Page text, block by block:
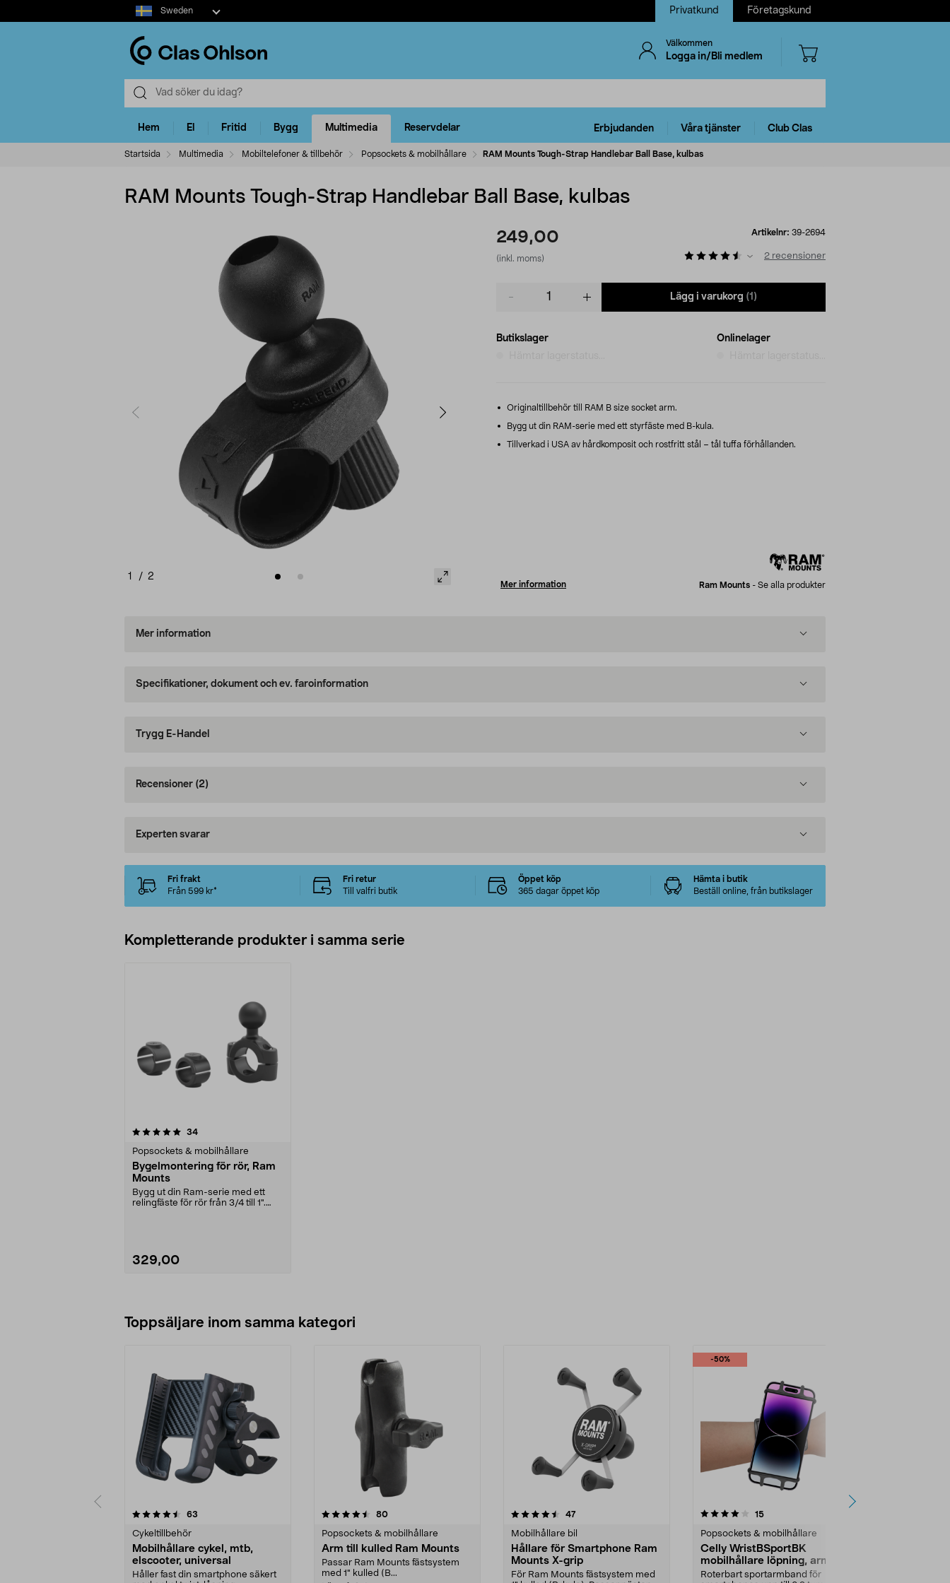
Select
market
Sweden Privatkund Företagskund
Välkommen
Logga in/Bli medlem
Hem El Fritid Bygg Multimedia Reservdelar Erbjudanden Våra tjänster Club Clas
Startsida Multimedia Mobiltelefoner & tillbehör Popsockets & mobilhållare RAM Mounts Tough-Strap Handlebar Ball Base, kulbas
RAM Mounts Tough-Strap Handlebar Ball Base, kulbas
1 / 2
249,00
(inkl. moms)
Artikelnr: 39-2694
2 recensioner
Lägg i varukorg (1)
Butikslager
Onlinelager
Originaltillbehör till RAM B size socket arm.
Bygg ut din RAM-serie med ett styrfäste med B-kula.
Tillverkad i USA av hårdkomposit och rostfritt stål – tål tuffa förhållanden.
Mer information Ram Mounts - Se alla produkter
Mer information
Specifikationer, dokument och ev. faroinformation
Trygg E-Handel
Recensioner (2)
Experten svarar
Fri frakt
Från 599 kr*
Fri retur
Till valfri butik
Öppet köp
365 dagar öppet köp
Hämta i butik
Beställ online, från butikslager
Kompletterande produkter i samma serie
34recensioner
Popsockets & mobilhållare
Bygelmontering för rör, Ram
Mounts
Bygg ut din Ram-serie med ett
relingfäste för rör från 3/4 till 1".
329,00
Toppsäljare inom samma kategori
63
Cykeltillbehör
Mobilhållare cykel, mtb,
elscooter, universal
Håller fast din smartphone säkert
4.5 av 5 stjärnor 80recensioner
Popsockets & mobilhållare
Arm till kulled Ram Mounts
Passar Ram Mounts fästsystem
med 1" kulled (B...
4.5 av 5 stjärnor 47recensioner
Mobilhållare bil
Hållare för Smartphone Ram
Mounts X-grip
För Ram Mounts fästsystem med
-50%
4.0 av 5 stjärnor 15recensioner
Popsockets & mobilhållare
Celly WristBSportBK
mobilhållare löpning, arm
Roterbart sportarmband för
4.5 av 5 stjärnor